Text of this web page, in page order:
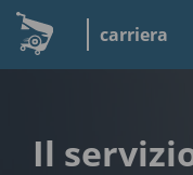
carriera
Il